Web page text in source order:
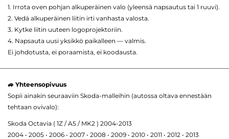
1. Irrota oven pohjan alkuperäinen valo (yleensä napsautus tai 1 ruuvi).
2. Vedä alkuperäinen liitin irti vanhasta valosta.
3. Kytke liitin uuteen logoprojektoriin.
4. Napsauta uusi yksikkö paikalleen — valmis.
Ei johdotusta, ei poraamista, ei koodausta.
🚙 Yhteensopivuus
Sopii ainakin seuraaviin Skoda-malleihin (autossa oltava ennestään
tehtaan ovivalo):
Skoda Octavia ( 1Z / A5 / MK2 ) 2004-2013
2004 • 2005 • 2006 • 2007 • 2008 • 2009 • 2010 • 2011 • 2012 • 2013